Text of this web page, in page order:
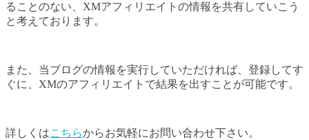
ることのない、XMアフィリエイトの情報を共有していこう
と考えております。
また、当ブログの情報を実行していただければ、登録してす
ぐに、XMのアフィリエイトで結果を出すことが可能です。
詳しくはこちらからお気軽にお問い合わせ下さい。